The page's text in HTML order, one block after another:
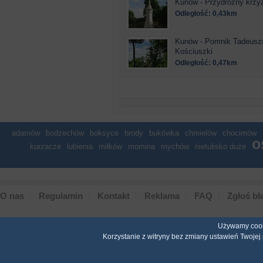
Kunów - Przydrożny
Odległość: 0,43km
Kunów - Pomnik
Kościuszki
Odległość: 0,47km
adamów bodzechów boksyce brody bukówka chmielów chocimów
kurzacze lubienia miłków momina mychów nietulisko duże
O nas Regulamin Kontakt Reklama FAQ Zgłoś
Wszystkie prawa zastrze�one. �adna cz�� ani ca�o�� serwisu nie mo�e by�
Używamy
Korzystanie z witryny bez zmiany ustawień